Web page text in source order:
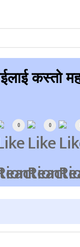
कस्तो
0 0